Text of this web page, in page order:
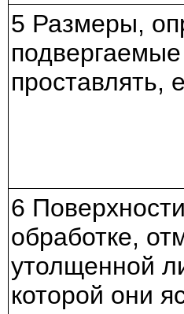
5 Размеры,
проставлять,
6
обработке,
утолщенной
которой они